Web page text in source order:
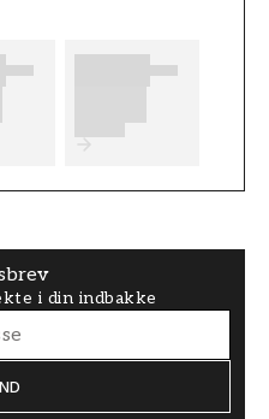
i din indbakke